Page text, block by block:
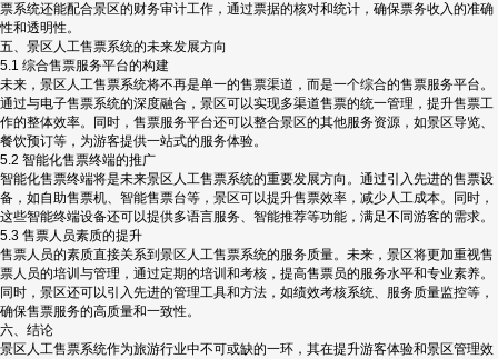
票系统还能配合景区的财务审计工作，通过票据的核对和统计，确保票务收入的准确
性和透明性。
五、景区人工售票系统的未来发展方向
5.1 综合售票服务平台的构建
未来，景区人工售票系统将不再是单一的售票渠道，而是一个综合的售票服务平台。
通过与电子售票系统的深度融合，景区可以实现多渠道售票的统一管理，提升售票工
作的整体效率。同时，售票服务平台还可以整合景区的其他服务资源，如景区导览、
餐饮预订等，为游客提供一站式的服务体验。
5.2 智能化售票终端的推广
智能化售票终端将是未来景区人工售票系统的重要发展方向。通过引入先进的售票设
备，如自助售票机、智能售票台等，景区可以提升售票效率，减少人工成本。同时，
这些智能终端设备还可以提供多语言服务、智能推荐等功能，满足不同游客的需求。
5.3 售票人员素质的提升
售票人员的素质直接关系到景区人工售票系统的服务质量。未来，景区将更加重视售
票人员的培训与管理，通过定期的培训和考核，提高售票员的服务水平和专业素养。
同时，景区还可以引入先进的管理工具和方法，如绩效考核系统、服务质量监控等，
确保售票服务的高质量和一致性。
六、结论
景区人工售票系统作为旅游行业中不可或缺的一环，其在提升游客体验和景区管理效